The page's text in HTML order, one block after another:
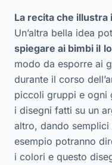
La recita che
Un’altra bella idea
spiegare ai bimbi il
modo da esporre ai
durante il corso
piccoli gruppi e ogni
i disegni fatti su un
altro, dando
esempio potranno
i colori e questo